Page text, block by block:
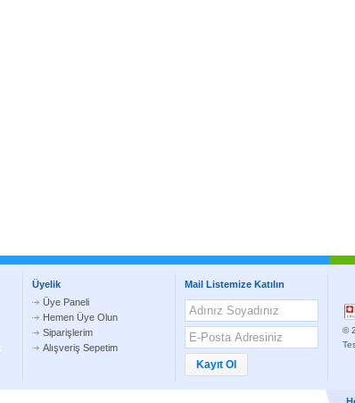
Üyelik
Üye Paneli
Hemen Üye Olun
Siparişlerim
Alışveriş Sepetim
Mail Listemize Katılın
©